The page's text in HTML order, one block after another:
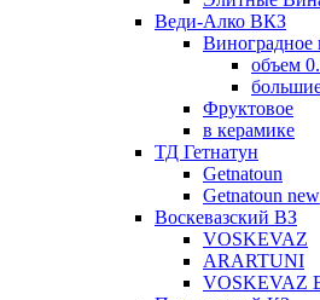
Веди-Алко ВКЗ
Виноградное
объем
Фруктовое
в керамике
ТД Гетнатун
Getnatoun
Getnatoun new
Воскевазский ВЗ
VOSKEVAZ
ARARTUNI
VOSKEVAZ